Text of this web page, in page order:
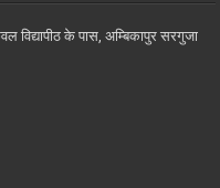
के पास, अम्बिकापुर सरगुजा